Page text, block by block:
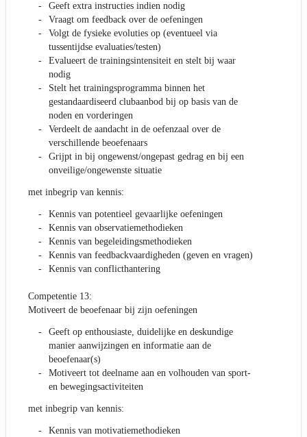
Geeft extra instructies indien nodig
Vraagt om feedback over de oefeningen
Volgt de fysieke evoluties op (eventueel via
tussentijdse evaluaties/testen)
Evalueert de trainingsintensiteit en stelt bij waar
nodig
Stelt het trainingsprogramma binnen het
gestandaardiseerd clubaanbod bij op basis van de
noden en vorderingen
Verdeelt de aandacht in de oefenzaal over de
verschillende beoefenaars
Grijpt in bij ongewenst/ongepast gedrag en bij een
onveilige/ongewenste situatie
met inbegrip van kennis:
Kennis van potentieel gevaarlijke oefeningen
Kennis van observatiemethodieken
Kennis van begeleidingsmethodieken
Kennis van feedbackvaardigheden (geven en vragen)
Kennis van conflicthantering
Competentie 13:
Motiveert de beoefenaar bij zijn oefeningen
Geeft op enthousiaste, duidelijke en deskundige
manier aanwijzingen en informatie aan de
beoefenaar(s)
Motiveert tot deelname aan en volhouden van sport-
en bewegingsactiviteiten
met inbegrip van kennis:
Kennis van motivatiemethodieken